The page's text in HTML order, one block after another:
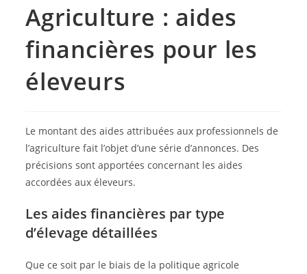
Agriculture : aides
financières pour les
éleveurs
Le montant des aides attribuées aux professionnels de
l’agriculture fait l’objet d’une série d’annonces. Des
précisions sont apportées concernant les aides
accordées aux éleveurs.
Les aides financières par type
d’élevage détaillées
Que ce soit par le biais de la politique agricole